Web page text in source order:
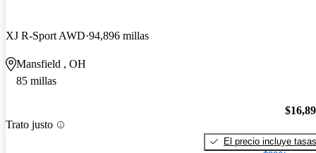
XJ R-Sport AWD 94,896 millas
Mansfield , OH
85 millas
Trato justo
El precio incluye tasas